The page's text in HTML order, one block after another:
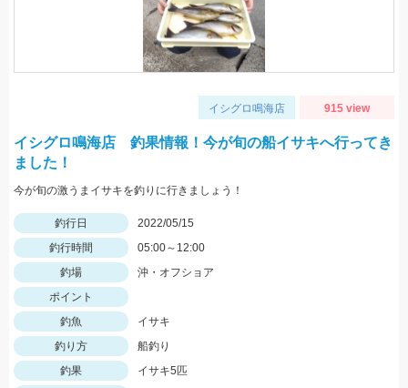
イシグロ鳴海店 915 view
イシグロ鳴海店 釣果情報！今が旬の船イサキへ行ってき
ました！
今が旬の激うまイサキを釣りに行きましょう！
釣行日
2022/05/15
釣行時間
05:00～12:00
釣場
沖・オフショア
ポイント
釣魚
イサキ
釣り方
船釣り
釣果
イサキ5匹